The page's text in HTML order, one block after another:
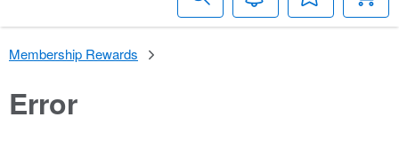
de
Membership Rewards
Error